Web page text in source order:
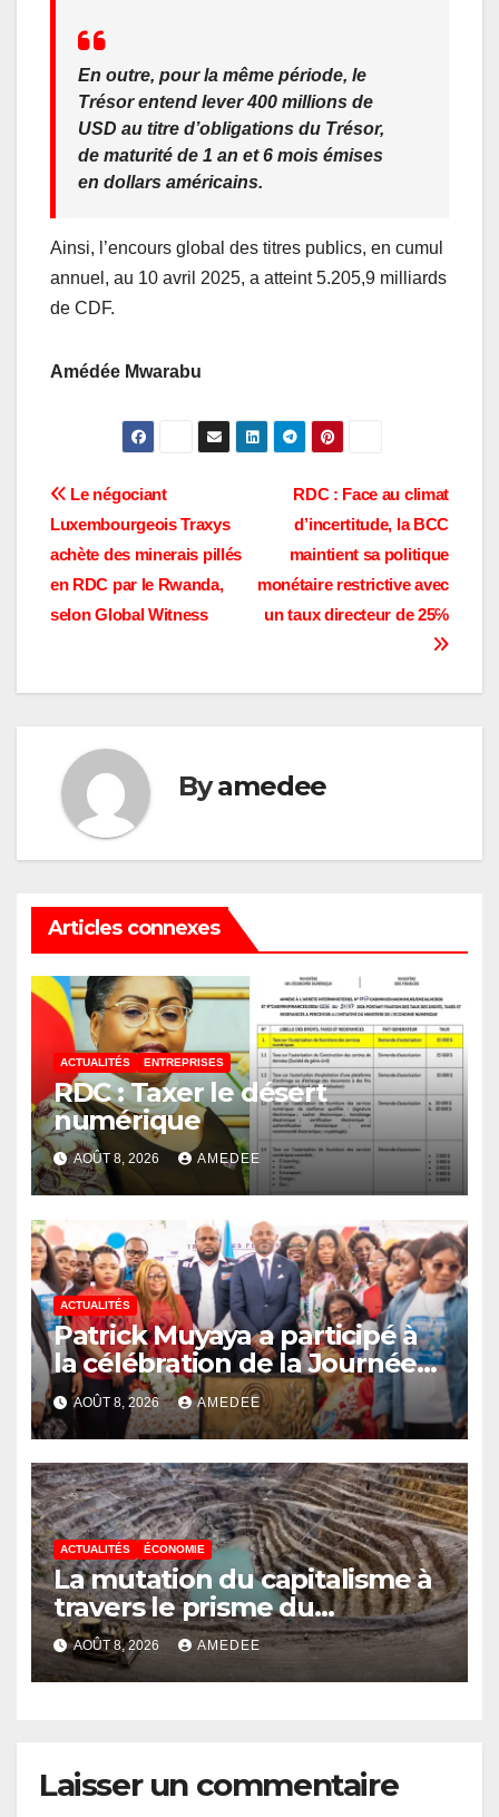
En outre, pour la même période, le
Trésor entend lever 400 millions de
USD au titre d’obligations du Trésor,
de maturité de 1 an et 6 mois émises
en dollars américains.
Ainsi, l’encours global des titres publics, en cumul
annuel, au 10 avril 2025, a atteint 5.205,9 milliards
de CDF.
Amédée Mwarabu
Navigation
de
l’article
RDC : Face au climat
d’incertitude, la BCC
maintient sa politique
monétaire restrictive avec
un taux directeur de 25℅
Le négociant
Luxembourgeois Traxys
achète des minerais pillés
en RDC par le Rwanda,
selon Global Witness
Byamedee
Articles connexes
ACTUALITÉS ENTREPRISES
RDC : Taxer le désert
numérique
AOÛT 8, 2026 AMEDEE
ACTUALITÉS
Patrick Muyaya a participé à
la célébration de la Journée
nationale de la Presse
congolaise organisée par la
Tribune des Femmes de
Médias et l’Union Nationale
des Caméramans du Congo
AOÛT 8, 2026 AMEDEE
ACTUALITÉS ÉCONOMIE
La mutation du capitalisme à
travers le prisme du
Continuisme : de l’économie
de l’extraction à l’économie
de la continuité
AOÛT 8, 2026 AMEDEE
Laisser un commentaire